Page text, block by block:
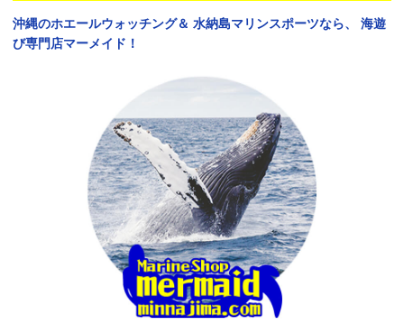
沖縄のホエールウォッチング＆ 水納島マリンスポーツなら、
海遊
び専門店マーメイド！